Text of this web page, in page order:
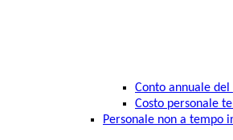
Conto annuale del
Costo personale
Personale non a tempo